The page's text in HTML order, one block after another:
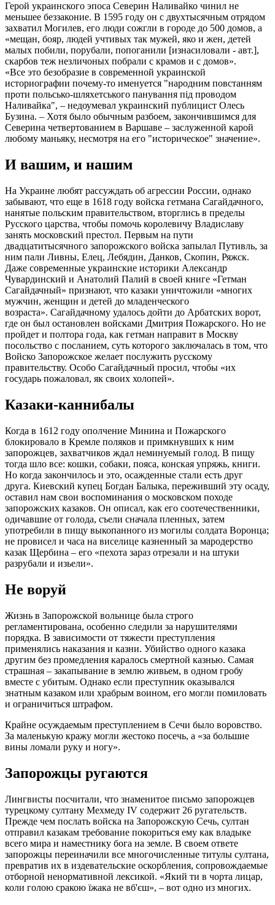
Герой украинского эпоса Северин Наливайко чинил не
меньшее беззаконие. В 1595 году он с двухтысячным отрядом
захватил Могилев, его люди сожгли в городе до 500 домов, а
«мещан, бояр, людей учтивых так мужей, яко и жен, детей
малых побили, порубали, попоганили [изнасиловали - авт.],
скарбов теж незличоных побрали с крамов и с домов».
«Все это безобразие в современной украинской
историографии почему-то именуется "народним повстанням
проти польсько-шляхетського панування під проводом
Наливайка", – недоумевал украинский публицист Олесь
Бузина. – Хотя было обычным разбоем, закончившимся для
Северина четвертованием в Варшаве – заслуженной карой
любому маньяку, несмотря на его "историческое" значение».
И вашим, и нашим
На Украине любят рассуждать об агрессии России, однако
забывают, что еще в 1618 году войска гетмана Сагайдачного,
нанятые польским правительством, вторглись в пределы
Русского царства, чтобы помочь королевичу Владиславу
занять московский престол. Первым на пути
двадцатитысячного запорожского войска запылал Путивль, за
ним пали Ливны, Елец, Лебядин, Данков, Скопин, Ряжск.
Даже современные украинские историки Александр
Чувардинский и Анатолий Палий в своей книге «Гетман
Сагайдачный» признают, что казаки уничтожили «многих
мужчин, женщин и детей до младенческого
возраста». Сагайдачному удалось дойти до Арбатских ворот,
где он был остановлен войсками Дмитрия Пожарского. Но не
пройдет и полтора года, как гетман направит в Москву
посольство с посланием, суть которого заключалась в том, что
Войско Запорожское желает послужить русскому
правительству. Особо Сагайдачный просил, чтобы «их
государь пожаловал, як своих холопей».
Казаки-каннибалы
Когда в 1612 году ополчение Минина и Пожарского
блокировало в Кремле поляков и примкнувших к ним
запорожцев, захватчиков ждал неминуемый голод. В пищу
тогда шло все: кошки, собаки, пояса, конская упряжь, книги.
Но когда закончилось и это, осажденные стали есть друг
друга. Киевский купец Богдан Балыка, переживший эту осаду,
оставил нам свои воспоминания о московском походе
запорожских казаков. Он описал, как его соотечественники,
одичавшие от голода, съели сначала пленных, затем
употребили в пищу выкопанного из могилы солдата Воронца;
не провисел и часа на виселице казненный за мародерство
казак Щербина – его «пехота зараз отрезали и на штуки
разрубали и изьели».
Не воруй
Жизнь в Запорожской вольнице была строго
регламентирована, особенно следили за нарушителями
порядка. В зависимости от тяжести преступления
применялись наказания и казни. Убийство одного казака
другим без промедления каралось смертной казнью. Самая
страшная – закапывание в землю живьем, в одном гробу
вместе с убитым. Однако если преступник оказывался
знатным казаком или храбрым воином, его могли помиловать
и ограничиться штрафом.
Крайне осуждаемым преступлением в Сечи было воровство.
За маленькую кражу могли жестоко посечь, а «за большие
вины ломали руку и ногу».
Запорожцы ругаются
Лингвисты посчитали, что знаменитое письмо запорожцев
турецкому султану Мехмеду IV содержит 26 ругательств.
Прежде чем послать войска на Запорожскую Сечь, султан
отправил казакам требование покориться ему как владыке
всего мира и наместнику бога на земле. В своем ответе
запорожцы переиначили все многочисленные титулы султана,
превратив их в издевательские оскорбления, сопровождаемые
отборной ненормативной лексикой. «Який ти в чорта лицар,
коли голою сракою їжака не вб'єш», – вот одно из многих.